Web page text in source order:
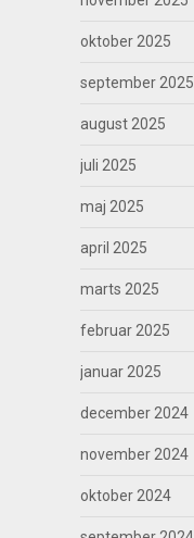
oktober 2025
september 2025
august 2025
juli 2025
maj 2025
april 2025
marts 2025
februar 2025
januar 2025
december 2024
november 2024
oktober 2024